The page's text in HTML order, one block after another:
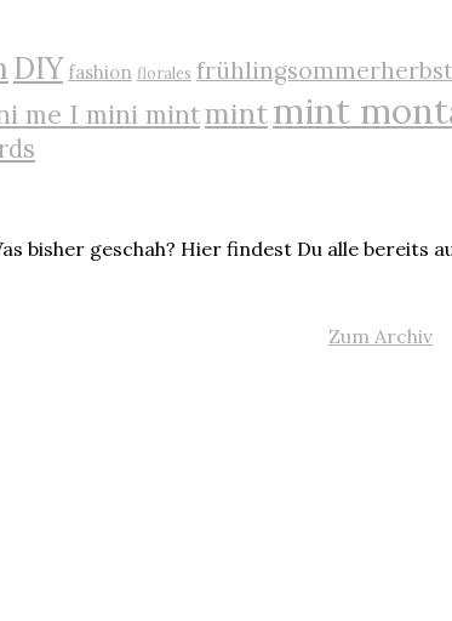
DIY fashion florales
me I mini mintmintmint
bisher geschah? Hier findest Du alle bereits
Zum Archiv